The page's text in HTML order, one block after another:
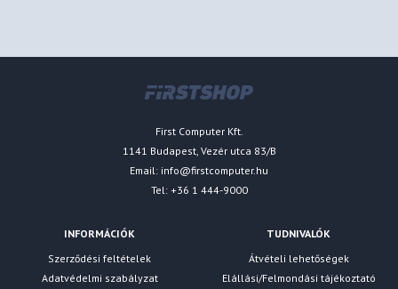
First Computer Kft.
1141 Budapest, Vezér utca 83/B
Email: info@firstcomputer.hu
Tel: +36 1 444-9000
INFORMÁCIÓK
Szerződési feltételek
Adatvédelmi szabályzat
TUDNIVALÓK
Átvételi lehetőségek
Elállási/Felmondási tájékoztató